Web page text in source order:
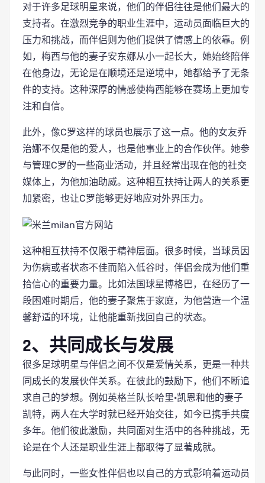
对于许多足球明星来说，他们的伴侣往往是他们最大的
支持者。在激烈竞争的职业生涯中，运动员面临巨大的
压力和挑战，而伴侣则为他们提供了情感上的依靠。例
如，梅西与他的妻子安东娜从小一起长大，她始终陪伴
在他身边，无论是在顺境还是逆境中，她都给予了无条
件的支持。这种深厚的情感使梅西能够在赛场上更加专
注和自信。
此外，像C罗这样的球员也展示了这一点。他的女友乔
治娜不仅是他的爱人，也是他事业上的合作伙伴。她参
与管理C罗的一些商业活动，并且经常出现在他的社交
媒体上，为他加油助威。这种相互扶持让两人的关系更
加紧密，也让C罗能够更好地应对外界压力。
这种相互扶持不仅限于精神层面。很多时候，当球员因
为伤病或者状态不佳而陷入低谷时，伴侣会成为他们重
拾信心的重要力量。比如法国球星博格巴，在经历了一
段困难时期后，他的妻子聚焦于家庭，为他营造一个温
馨舒适的环境，让他能重新找回自己的状态。
2、共同成长与发展
很多足球明星与伴侣之间不仅是爱情关系，更是一种共
同成长的发展伙伴关系。在彼此的鼓励下，他们不断追
求自己的梦想。例如英格兰队长哈里·凯恩和他的妻子
凯特，两人在大学时就已经开始交往，如今已携手共度
多年。他们彼此激励，共同面对生活中的各种挑战，无
论是在个人还是职业生涯上都取得了显著成就。
与此同时，一些女性伴侣也以自己的方式影响着运动员